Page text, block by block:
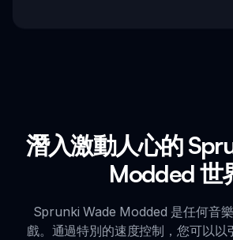
潛入激動人心的
Modded 世
Sprunki Wade Modded 是任何音
戲。通過特別的速度控制，您可以以